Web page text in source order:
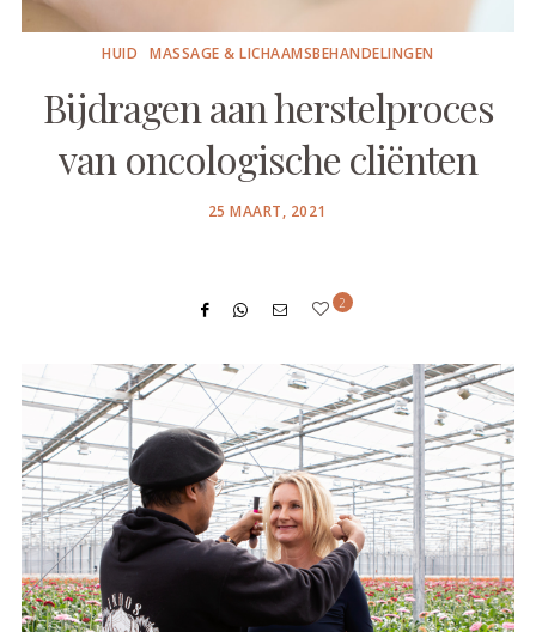
HUID MASSAGE & LICHAAMSBEHANDELINGEN
Bijdragen aan herstelproces
van oncologische cliënten
POSTED
25 MAART, 2021
2